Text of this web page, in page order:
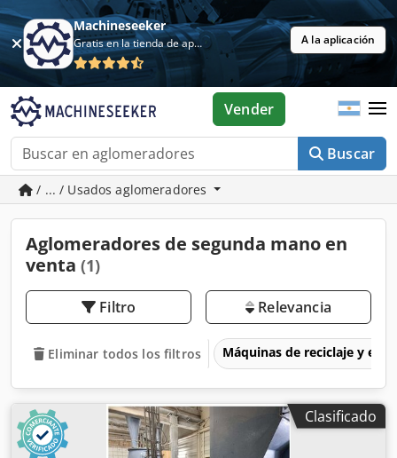
Machineseeker
Gratis en la tienda de aplicaciones A la aplicación
Buscar
Vender
/ ... / Usados aglomeradores
Aglomeradores de segunda mano en
venta (1)
Filtro Relevancia
Eliminar todos los filtros Máquinas de reciclaje y
Clasificado